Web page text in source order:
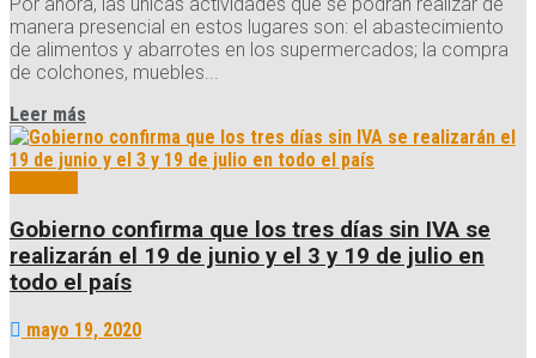
manera presencial en estos lugares son: el abastecimiento
de alimentos y abarrotes en los supermercados; la compra
de colchones, muebles...
Leer más
Gobierno confirma que los tres días sin IVA se
realizarán el 19 de junio y el 3 y 19 de julio en
todo el país
mayo 19, 2020